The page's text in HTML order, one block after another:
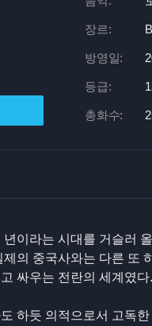
장르:
방영일:
등급:
총화수:
이라는 시대를 거슬러
의 중국사와는 다른 또
싸우는 전란의 세계였다.
하듯 의적으로서 고독